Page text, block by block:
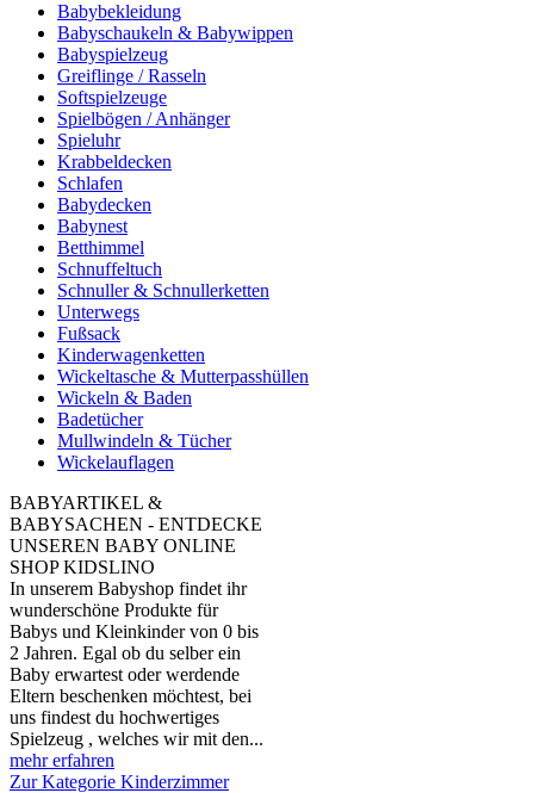
Babybekleidung
Babyschaukeln & Babywippen
Babyspielzeug
Greiflinge / Rasseln
Softspielzeuge
Spielbögen / Anhänger
Spieluhr
Krabbeldecken
Schlafen
Babydecken
Babynest
Betthimmel
Schnuffeltuch
Schnuller & Schnullerketten
Unterwegs
Fußsack
Kinderwagenketten
Wickeltasche & Mutterpasshüllen
Wickeln & Baden
Badetücher
Mullwindeln & Tücher
Wickelauflagen
BABYARTIKEL &
BABYSACHEN - ENTDECKE
UNSEREN BABY ONLINE
SHOP KIDSLINO
In unserem Babyshop findet ihr
wunderschöne Produkte für
Babys und Kleinkinder von 0 bis
2 Jahren. Egal ob du selber ein
Baby erwartest oder werdende
Eltern beschenken möchtest, bei
uns findest du hochwertiges
Spielzeug , welches wir mit den...
mehr erfahren
Zur Kategorie Kinderzimmer